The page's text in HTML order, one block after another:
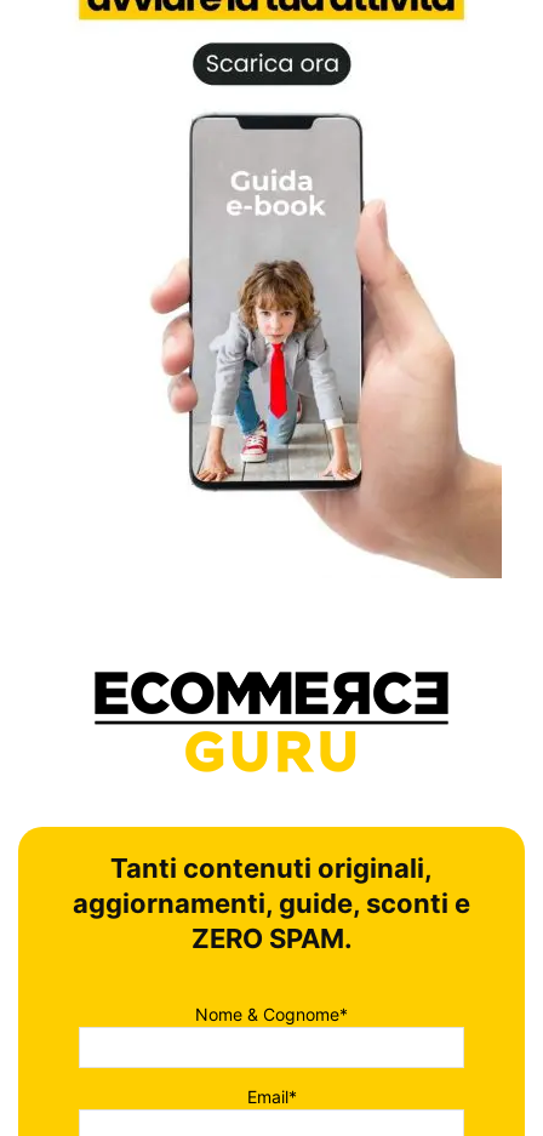
Tanti contenuti originali,
aggiornamenti, guide, sconti e
ZERO SPAM.
Nome & Cognome*
Email*